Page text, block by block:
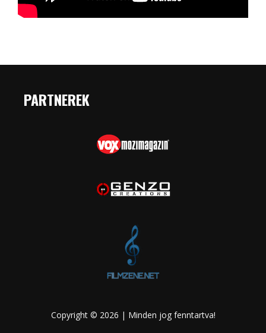
PARTNEREK
Copyright © 2026 | Minden jog fenntartva!